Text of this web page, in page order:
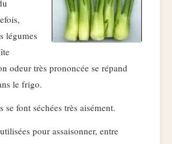
légumes
odeur très prononcée se répand
le frigo.
se font séchées très aisément.
pour assaisonner, entre